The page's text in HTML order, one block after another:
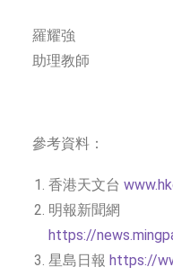
羅耀強
助理教師
參考資料：
香港天文台
明報新聞網
https://
星島日報 https://